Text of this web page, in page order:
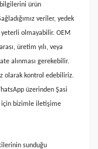
ürün
veriler, yedek
yeterli olmayabilir. OEM
üretim yılı, veya
alınması gerekebilir.
olarak kontrol edebiliriz.
üzerinden Şasi
için bizimle iletişime
sunduğu